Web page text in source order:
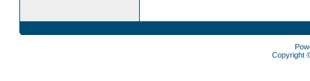
Copyright